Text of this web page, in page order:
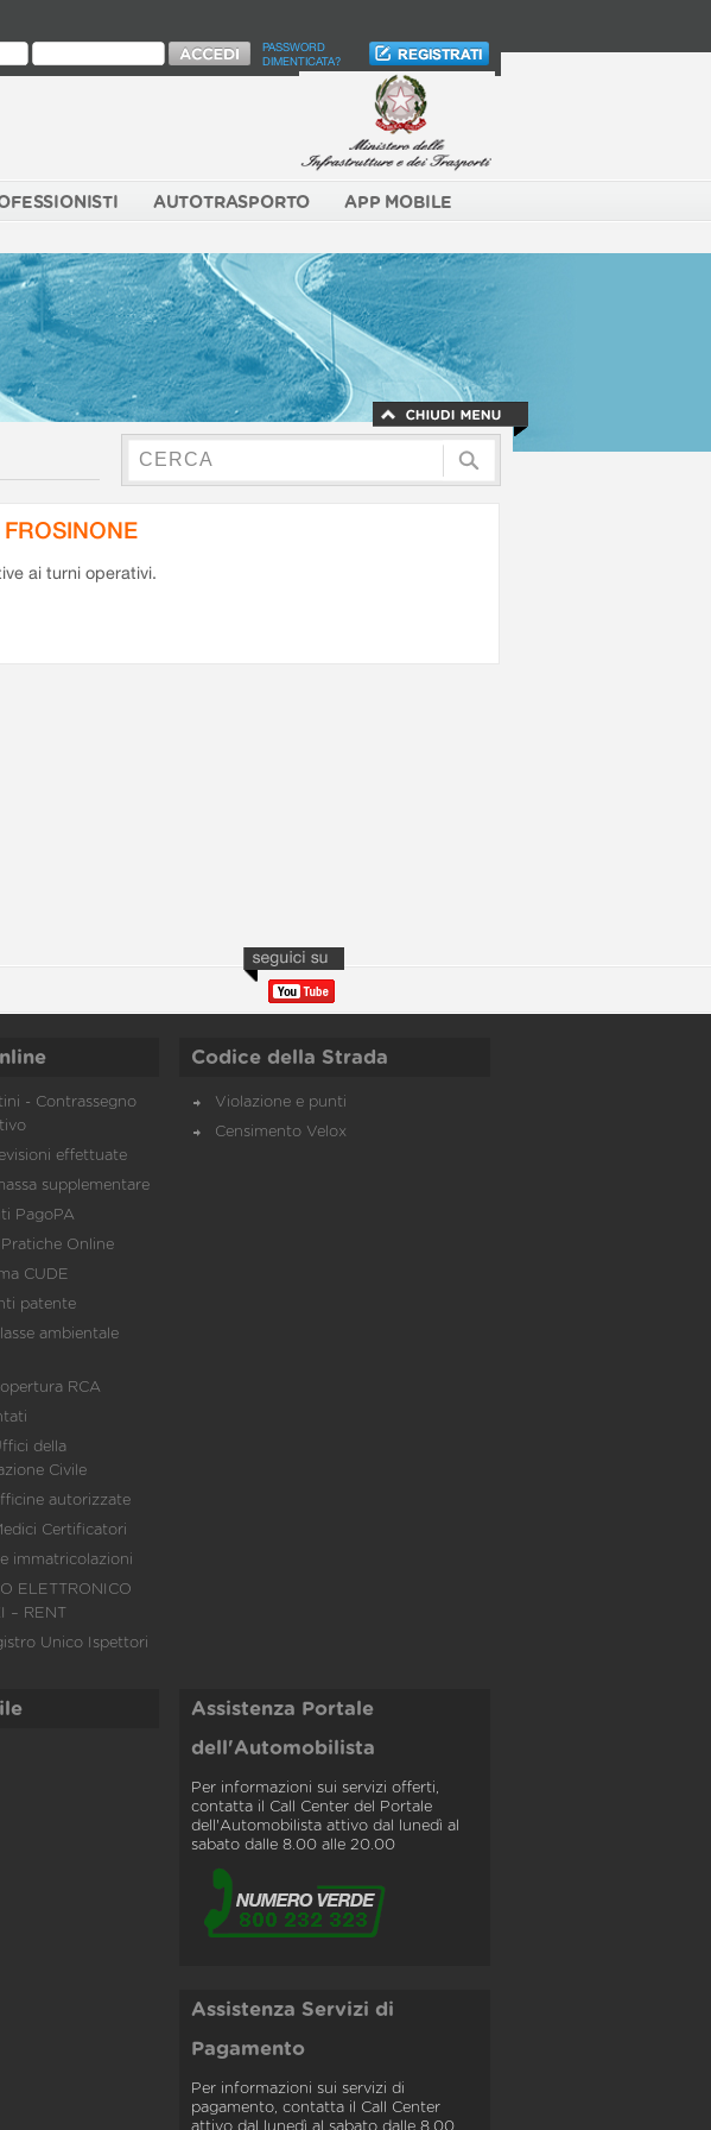
PASSWORD
DIMENTICATA?
AUTOTRASPORTO APP MOBILE
ai turni operativi.
- Contrassegno
effettuate
supplementare
PagoPA
Online
CUDE
patente
ambientale
RCA
della
Civile
autorizzate
Certificatori
immatricolazioni
ELETTRONICO
– RENT
Unico Ispettori
Codice della Strada
Violazione e punti
Censimento Velox
Assistenza Portale
dell'Automobilista
Per informazioni sui servizi offerti,
contatta il Call Center del Portale
dell'Automobilista attivo dal lunedì al
sabato dalle 8.00 alle 20.00
Assistenza Servizi di
Pagamento
Per informazioni sui servizi di
pagamento, contatta il Call Center